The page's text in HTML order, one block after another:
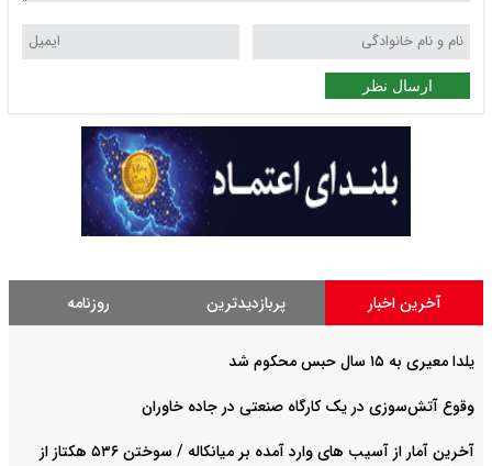
ارسال نظر
آخرین اخبار پربازدیدترین روزنامه
یلدا معیری به ۱۵ سال حبس محکوم شد
وقوع آتش‌سوزی در یک کارگاه صنعتی در جاده خاوران
آخرین آمار از آسیب های وارد آمده بر میانکاله / سوختن ۵۳۶ هکتاز از